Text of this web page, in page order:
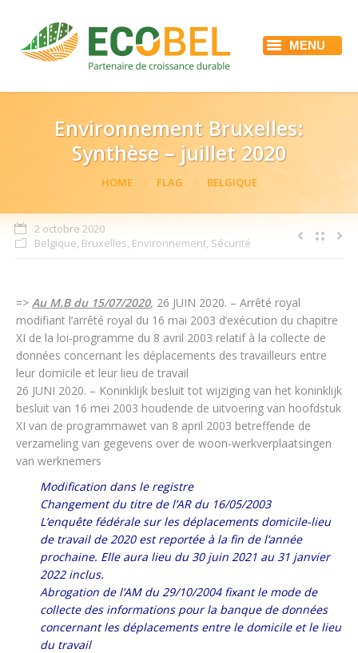
MENU
ACCUEIL
RÉFÉRENCES
ACTUALITÉS
EMPLOI
CONTACT
Environnement Bruxelles:
Synthèse – juillet 2020
HOME FLAG BELGIQUE
2 octobre 2020
Belgique, Bruxelles, Environnement, Sécurité
=> Au M.B du 15/07/2020, 26 JUIN 2020. – Arrêté royal
modifiant l’arrêté royal du 16 mai 2003 d’exécution du chapitre
XI de la loi-programme du 8 avril 2003 relatif à la collecte de
données concernant les déplacements des travailleurs entre
leur domicile et leur lieu de travail
26 JUNI 2020. – Koninklijk besluit tot wijziging van het koninklijk
besluit van 16 mei 2003 houdende de uitvoering van hoofdstuk
XI van de programmawet van 8 april 2003 betreffende de
verzameling van gegevens over de woon-werkverplaatsingen
van werknemers
Modification dans le registre
Changement du titre de l’AR du 16/05/2003
L’enquête fédérale sur les déplacements domicile-lieu
de travail de 2020 est reportée à la fin de l’année
prochaine. Elle aura lieu du 30 juin 2021 au 31 janvier
2022 inclus.
Abrogation de l’AM du 29/10/2004 fixant le mode de
collecte des informations pour la banque de données
concernant les déplacements entre le domicile et le lieu
du travail